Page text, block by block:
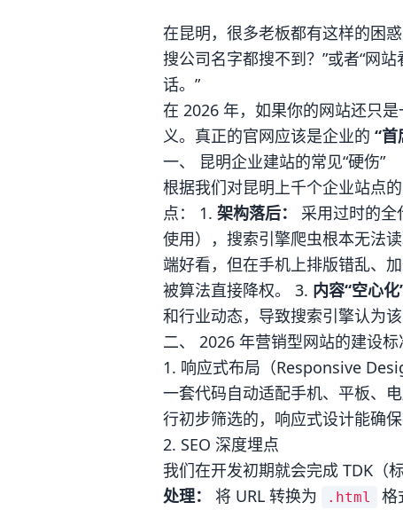
在昆明，很多老板都有这样的困
搜公司名字都搜不到？”或者“网
话。”
在 2026 年，如果你的网站还只
义。真正的官网应该是企业的 “首
一、 昆明企业建站的常见“硬伤”
根据我们对昆明上千个企业站点
点： 1. 架构落后：
采用过时的全
使用），搜索引擎爬虫根本无法
端好看，但在手机上排版错乱、
被算法直接降权。 3. 内容“空心化”
和行业动态，导致搜索引擎认为该
二、 2026 年营销型网站的建设标
1. 响应式布局（Responsive
一套代码自动适配手机、平板、
行初步筛选的，响应式设计能确
2. SEO 深度埋点
我们在开发初期就会完成 TDK（
处理：
将 URL 转换为 .html 格